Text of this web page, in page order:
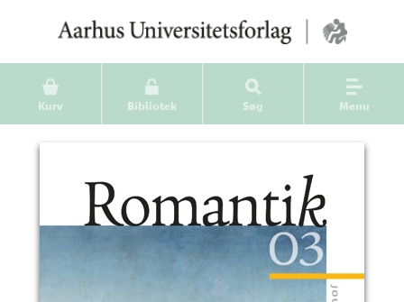
Kurv Bibliotek Søg Menu